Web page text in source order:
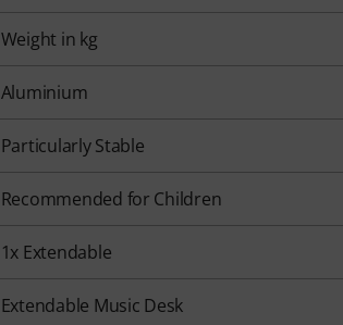
Weight in kg
Aluminium
Particularly Stable
Recommended for Children
1x Extendable
Extendable Music Desk